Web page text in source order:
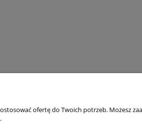
ofertę do Twoich potrzeb. Możesz